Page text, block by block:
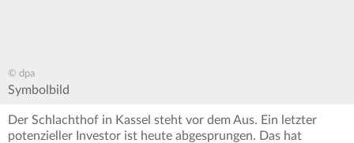
© dpa
Symbolbild
Der Schlachthof in Kassel steht vor dem Aus. Ein letzter
potenzieller Investor ist heute abgesprungen. Das hat